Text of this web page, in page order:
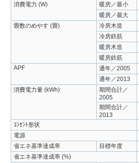
消費電力 (W) 暖房／最小
暖房／最大
畳数のめやす (畳)
冷房木造
冷房鉄筋
暖房木造
暖房鉄筋
APF
通年／2005
通年／2013
消費電力量 (kWh)
期間合計／
2005
期間合計／
2013
ｺﾝｾﾝﾄ形状
電源
省エネ基準達成率
目標年度
省エネ基準達成率 (%)